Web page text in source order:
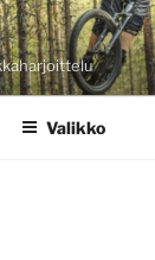
Valikko